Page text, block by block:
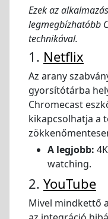
Ezek az
legmegbízhatóbb
technikával.
1. Netflix
Az arany
gyorsítótárba
Chromecast
kikapcsolhatja a
A legjobb:
watching.
2. YouTube
Mivel mindkettő